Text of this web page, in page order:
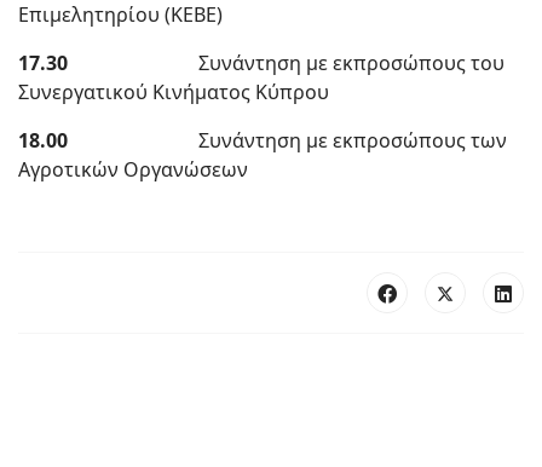
Επιμελητηρίου (ΚΕΒΕ)
17.30 Συνάντηση με εκπροσώπους του
Συνεργατικού Κινήματος Κύπρου
18.00 Συνάντηση με εκπροσώπους των
Αγροτικών Οργανώσεων